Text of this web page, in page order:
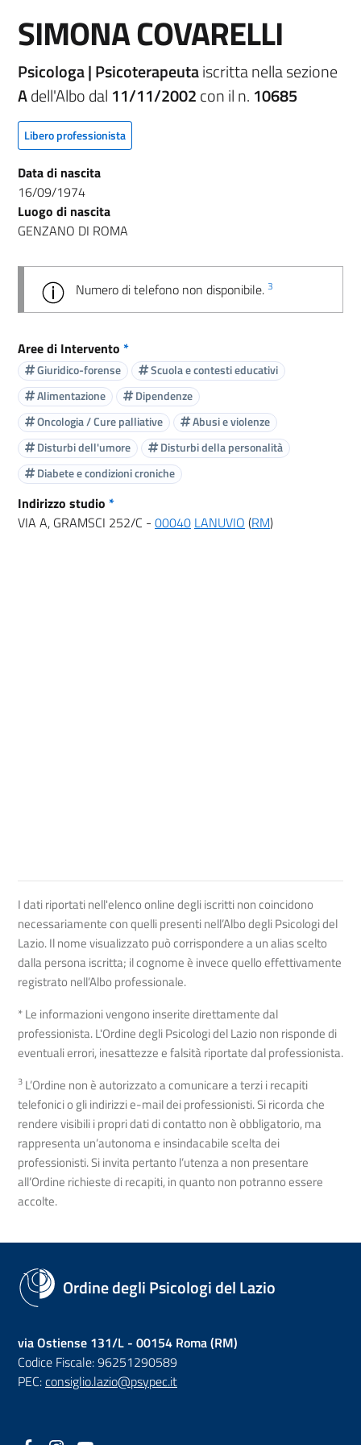
SIMONA COVARELLI
Psicologa | Psicoterapeutaiscritta nella sezione
Adell'Albo dal 11/11/2002con il n. 10685
Libero professionista
Data di nascita
16/09/1974
Luogo di nascita
GENZANO DI ROMA
Numero di telefono non disponibile. 3
Aree di Intervento *
Giuridico-forense
Scuola e contesti educativi
Alimentazione
Dipendenze
Oncologia / Cure palliative
Abusi e violenze
Disturbi dell'umore
Disturbi della personalità
Diabete e condizioni croniche
Indirizzo studio *
VIA A, GRAMSCI 252/C - 00040 LANUVIO (RM)
I dati riportati nell'elenco online degli iscritti non coincidono
necessariamente con quelli presenti nell’Albo degli Psicologi del
Lazio. Il nome visualizzato può corrispondere a un alias scelto
dalla persona iscritta; il cognome è invece quello effettivamente
registrato nell’Albo professionale.
* Le informazioni vengono inserite direttamente dal
professionista. L'Ordine degli Psicologi del Lazio non risponde di
eventuali errori, inesattezze e falsità riportate dal professionista.
3 L’Ordine non è autorizzato a comunicare a terzi i recapiti
telefonici o gli indirizzi e-mail dei professionisti. Si ricorda che
rendere visibili i propri dati di contatto non è obbligatorio, ma
rappresenta un’autonoma e insindacabile scelta dei
professionisti. Si invita pertanto l’utenza a non presentare
all’Ordine richieste di recapiti, in quanto non potranno essere
accolte.
Ordine degli Psicologi del Lazio
via Ostiense 131/L - 00154 Roma (RM)
Codice Fiscale: 96251290589
PEC:consiglio.lazio@psypec.it